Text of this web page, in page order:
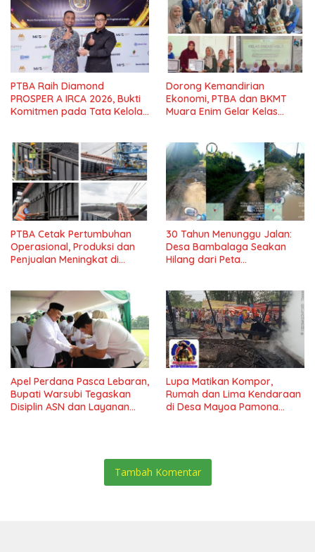
PTBA Raih Diamond
PROSPER A IRCA 2026, Bukti
Komitmen pada Tata Kelola
Dorong Kemandirian
Ekonomi, PTBA dan BKMT
Muara Enim Gelar Kelas
PTBA Cetak Pertumbuhan
Operasional, Produksi dan
Penjualan Meningkat di
30 Tahun Menunggu Jalan:
Desa Bambalaga Seakan
Hilang dari Peta
Apel Perdana Pasca Lebaran,
Bupati Warsubi Tegaskan
Disiplin ASN dan Layanan
Lupa Matikan Kompor,
Rumah dan Lima Kendaraan
di Desa Mayoa Pamona
Tambah Komentar